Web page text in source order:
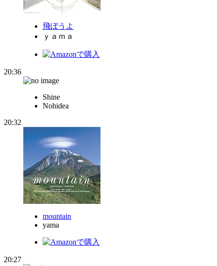
飛ぼうよ
ｙａｍａ
20:36
Shine
Nohidea
20:32
mountain
yama
20:27